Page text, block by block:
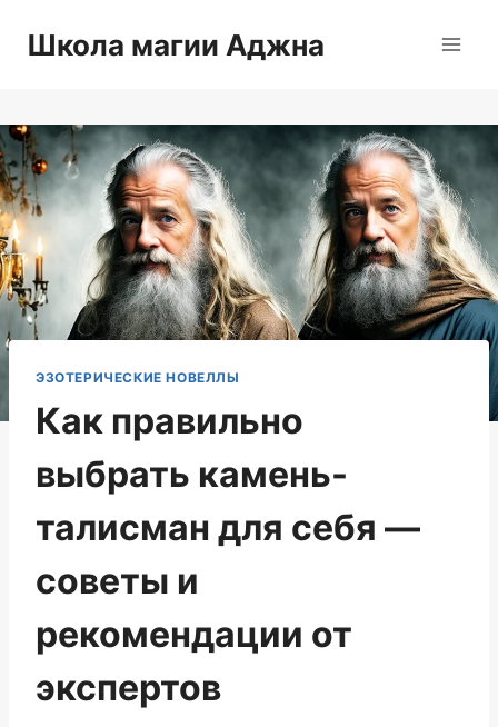
Школа магии Аджна
ЭЗОТЕРИЧЕСКИЕ НОВЕЛЛЫ
Как правильно
выбрать камень-
талисман для себя —
советы и
рекомендации от
экспертов